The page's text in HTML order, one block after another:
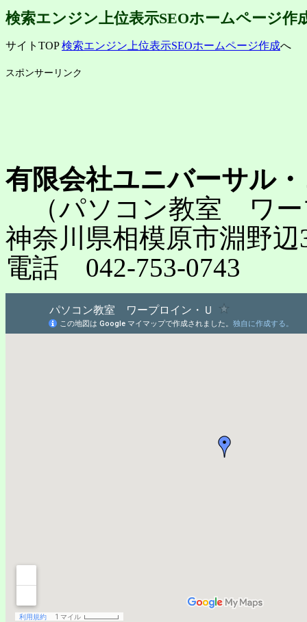
検索エンジン上位表示SEOホームページ
サイトTOP検索エンジン上位表示SEOホームページ作成へ
スポンサーリンク
有限会社ユニバーサル
（パソコン教室 ワー
神奈川県相模原市淵野辺
電話 042-753-0743